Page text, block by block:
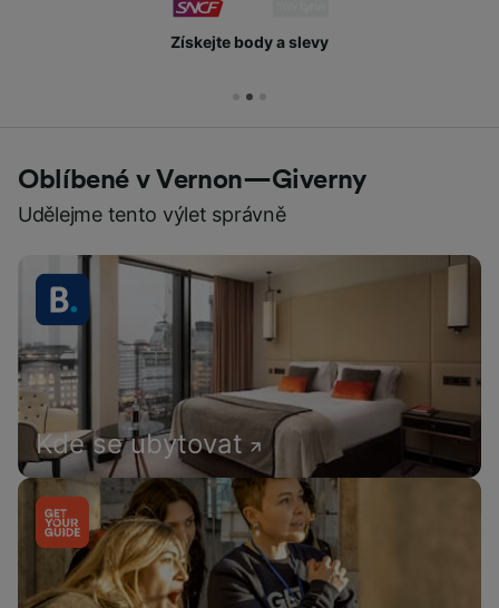
Získejte body a slevy
Oblíbené v Vernon—Giverny
Udělejme tento výlet správně
Kde se ubytovat